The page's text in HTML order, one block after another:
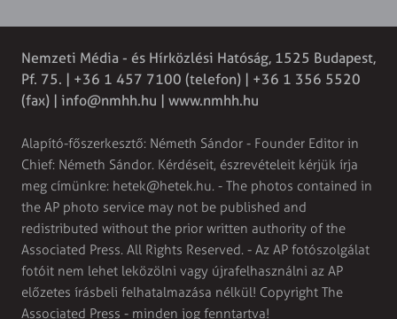
Nemzeti Média - és Hírközlési Hatóság, 1525 Budapest,
Pf. 75. | +36 1 457 7100 (telefon) | +36 1 356 5520
(fax) | info@nmhh.hu | www.nmhh.hu
Alapító-főszerkesztő: Németh Sándor - Founder Editor in
Chief: Németh Sándor. Kérdéseit, észrevételeit kérjük írja
meg címünkre: hetek@hetek.hu. - The photos contained in
the AP photo service may not be published and
redistributed without the prior written authority of the
Associated Press. All Rights Reserved. - Az AP fotószolgálat
fotóit nem lehet leközölni vagy újrafelhasználni az AP
előzetes írásbeli felhatalmazása nélkül! Copyright The
Associated Press - minden jog fenntartva!